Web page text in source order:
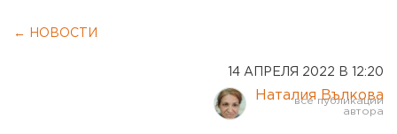
← НОВОСТИ
14 АПРЕЛЯ 2022 В 12:20
Наталия Вълкова